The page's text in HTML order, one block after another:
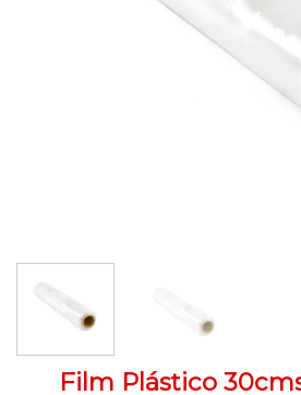
Film Plástico